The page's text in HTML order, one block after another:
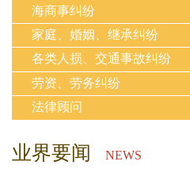
海商事纠纷
家庭、婚姻、继承纠纷
各类人损、交通事故纠纷
劳资、劳务纠纷
法律顾问
业界要闻 NEWS